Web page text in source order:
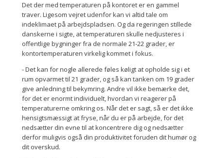
Det der med temperaturen på kontoret er en gammel
traver. Ligesom vejret udenfor kan vi altid tale om
indeklimaet på arbejdspladsen. Og da regeringen stillede
danskerne i sigte, at temperaturen skulle nedjusteres i
offentlige bygninger fra de normale 21-22 grader, er
kontortemperaturen virkelig kommet i fokus.
- Det kan for nogle allerede føles køligt at opholde sig i et
rum opvarmet til 21 grader, og så kan tanken om 19 grader
give anledning til bekymring. Andre vil ikke bemærke det,
for det er enormt individuelt, hvordan vi reagerer på
temperaturerne omkring os. Når det er sagt, så er det ikke
hensigtsmæssigt at fryse, når du er på arbejde, for det
nedsætter din evne til at koncentrere dig og nedsætter
derfor muligvis også din produktivitet foruden dit humør og
dit overskud.